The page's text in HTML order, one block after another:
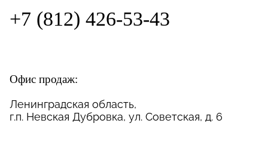
Офис продаж:
Ленинградская область,
г.п. Невская Дубровка, ул. Советская, д. 6
+7 (812) 426-53-43